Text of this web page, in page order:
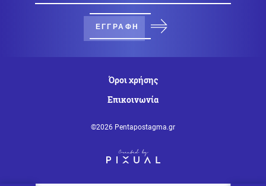
08.08.2026 - 16:37
Ιταλία: Όλες οι πόλεις στο υψηλότερο επίπεδο
προειδοποίησης για καύσωνα
08.08.2026 - 16:22
ΕΓΓΡΑΦΗ
Όροι χρήσης
Επικοινωνία
©2026 Pentapostagma.gr